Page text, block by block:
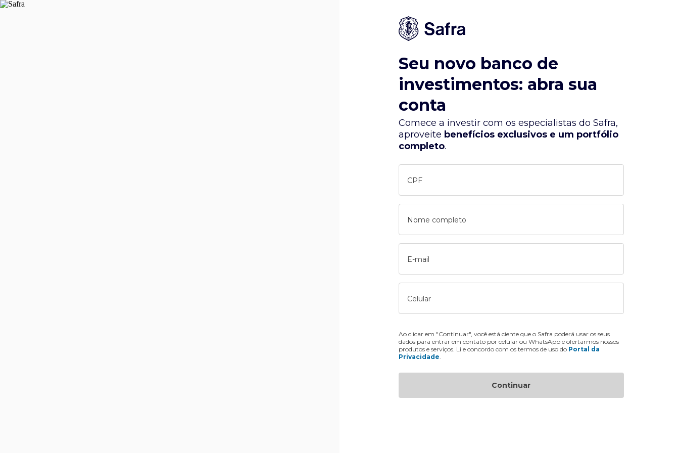
Seu novo banco de
investimentos: abra sua
conta
Comece a investir com os especialistas do Safra,
aproveite benefícios exclusivos e um portfólio
completo.
CPF
Nome completo
E-mail
Celular
Ao clicar em "Continuar", você está ciente que o Safra poderá usar os seus
dados para entrar em contato por celular ou WhatsApp e ofertarmos nossos
produtos e serviços. Li e concordo com os termos de uso do Portal da
Privacidade
Continuar